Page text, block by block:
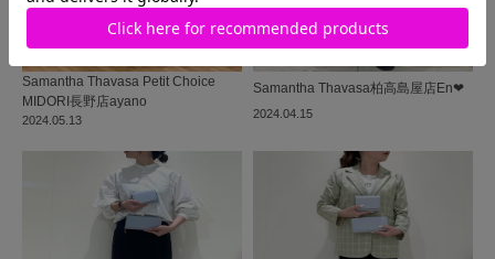
2024.05.13
Samantha Thavasa Petit Choice
MIDORI長野店ayano
2024.04.15
Samantha Thavasa柏高島屋店En❤︎